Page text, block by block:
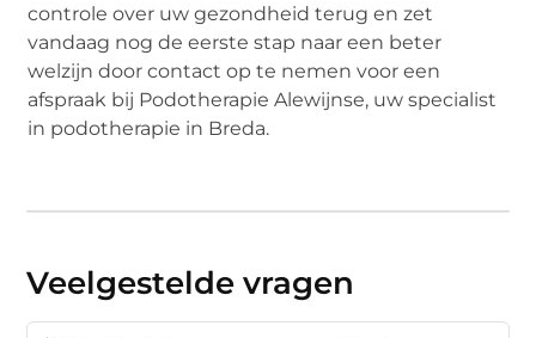
controle over uw gezondheid terug en zet
vandaag nog de eerste stap naar een beter
welzijn door contact op te nemen voor een
afspraak bij Podotherapie Alewijnse, uw specialist
in podotherapie in Breda.
Veelgestelde vragen